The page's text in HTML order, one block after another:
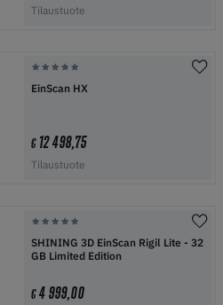
Tilaustuote
EinScan HX
€12 498,75
Tilaustuote
SHINING 3D EinScan Rigil Lite - 32
GB Limited Edition
€4 999,00